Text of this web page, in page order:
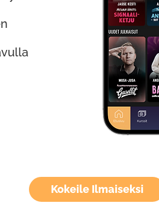
Kokeile Ilmaiseksi